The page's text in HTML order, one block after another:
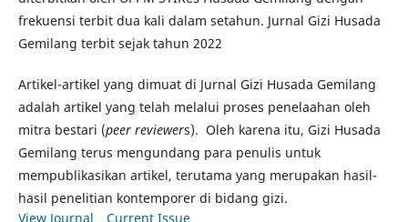
frekuensi terbit dua kali dalam setahun. Jurnal Gizi Husada
Gemilang terbit sejak tahun 2022
Artikel-artikel yang dimuat di Jurnal Gizi Husada Gemilang
adalah artikel yang telah melalui proses penelaahan oleh
mitra bestari (peer reviewers). Oleh karena itu, Gizi Husada
Gemilang terus mengundang para penulis untuk
mempublikasikan artikel, terutama yang merupakan hasil-
hasil penelitian kontemporer di bidang gizi.
View Journal
Current Issue